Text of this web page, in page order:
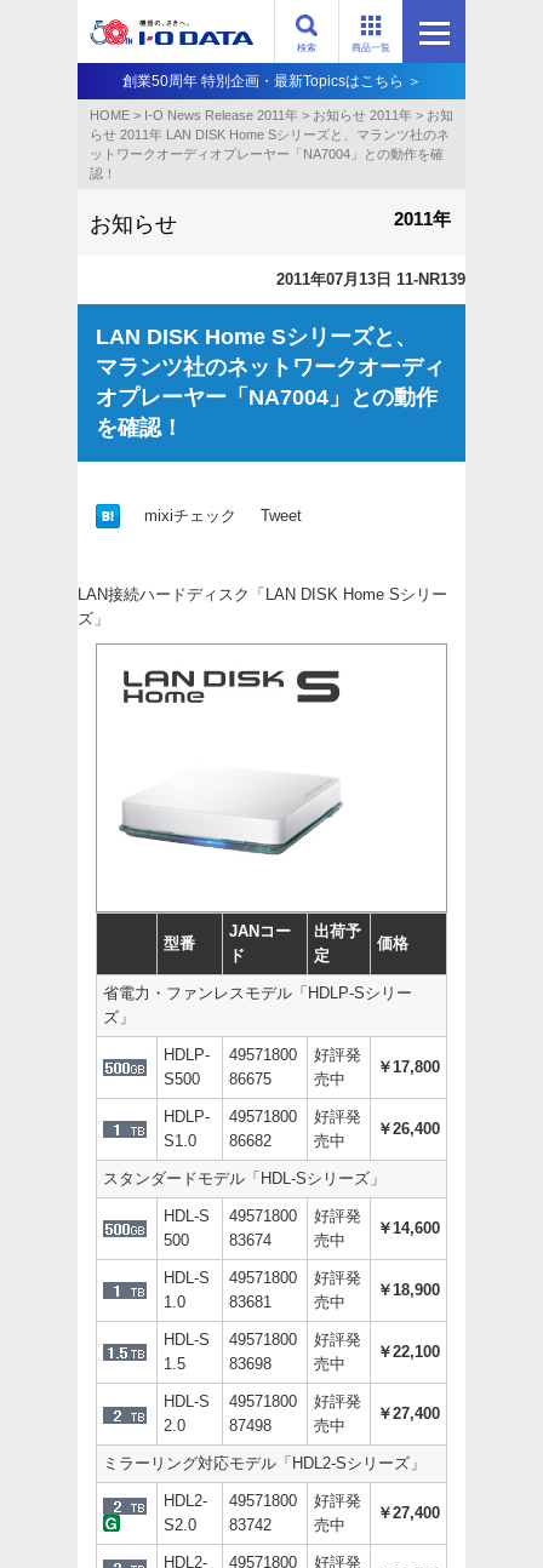
商品一覧
検索
創業50周年 特別企画・最新Topicsはこちら ＞
HOME > I-O News Release 2011年 > お知らせ 2011年 > お知
らせ 2011年 LAN DISK Home Sシリーズと、マランツ社のネ
ットワークオーディオプレーヤー「NA7004」との動作を確
認！
お知らせ 2011年
2011年07月13日 11-NR139
LAN DISK Home Sシリーズと、
マランツ社のネットワークオーディ
オプレーヤー「NA7004」との動作
を確認！
mixiチェック Tweet
LAN接続ハードディスク「LAN DISK Home Sシリー
ズ」
型番
JANコー
ド
出荷予
定
価格
省電力・ファンレスモデル「HDLP-Sシリー
ズ」
HDLP-
S500
49571800
86675
好評発
売中
￥17,800
HDLP-
S1.0
49571800
86682
好評発
売中
￥26,400
スタンダードモデル「HDL-Sシリーズ」
HDL-S
500
49571800
83674
好評発
売中
￥14,600
HDL-S
1.0
49571800
83681
好評発
売中
￥18,900
HDL-S
1.5
49571800
83698
好評発
売中
￥22,100
HDL-S
2.0
49571800
87498
好評発
売中
￥27,400
ミラーリング対応モデル「HDL2-Sシリーズ」
HDL2-
S2.0
49571800
83742
好評発
売中
￥27,400
HDL2-
49571800
好評発